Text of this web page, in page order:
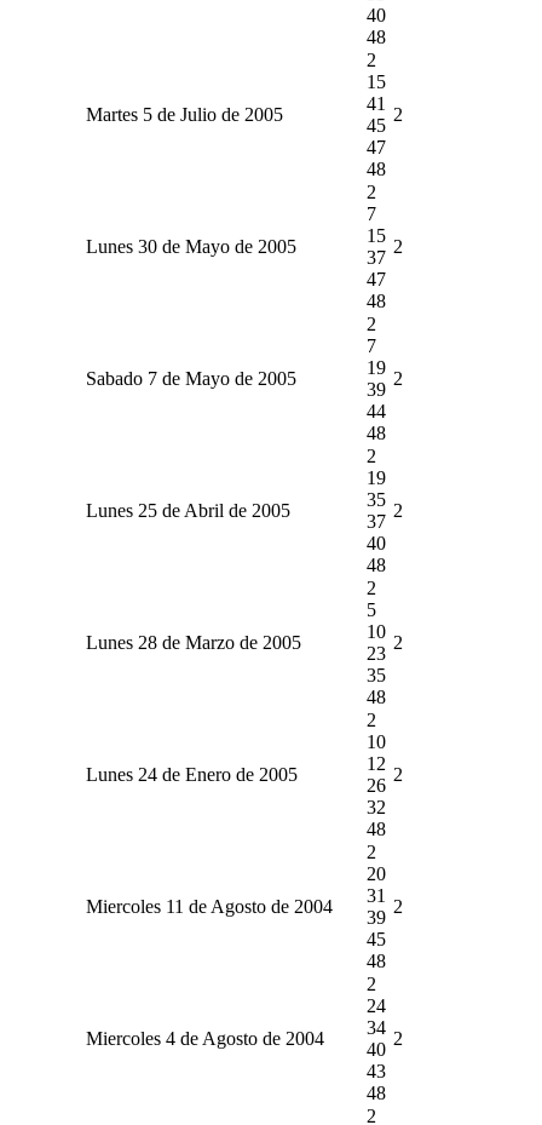
40
48
Martes 5 de Julio de 2005
2
15
41
45
47
48
2
Lunes 30 de Mayo de 2005
2
7
15
37
47
48
2
Sabado 7 de Mayo de 2005
2
7
19
39
44
48
2
Lunes 25 de Abril de 2005
2
19
35
37
40
48
2
Lunes 28 de Marzo de 2005
2
5
10
23
35
48
2
Lunes 24 de Enero de 2005
2
10
12
26
32
48
2
Miercoles 11 de Agosto de 2004
2
20
31
39
45
48
2
Miercoles 4 de Agosto de 2004
2
24
34
40
43
48
2
2